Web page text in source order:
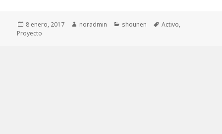
Publicado
el
8 enero, 2017 Autor
noradmin Categorías
shounen Etiquetas
Activo,
Proyecto